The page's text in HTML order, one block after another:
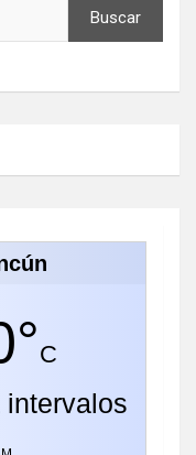
Buscar
C
intervalos